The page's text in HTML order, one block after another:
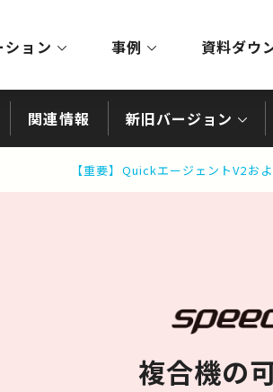
ション 事例 資料ダウ
関連情報 新旧バージョン
【重要】QuickエージェントV2お
複合機の